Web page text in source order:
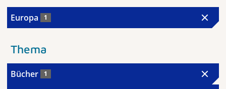
Europa 1
Thema
Bücher 1